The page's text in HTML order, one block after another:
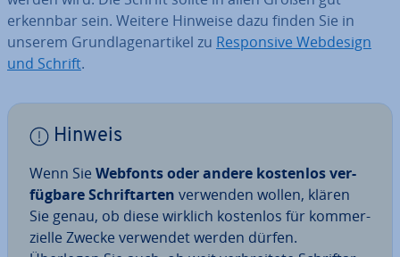
erkennbar sein. Weitere Hinweise dazu finden Sie in
unserem Grund­la­gen­ar­ti­kel zu Re­spon­si­ve Webdesign
und Schrift.
Hinweis
Wenn Sie Webfonts oder andere kostenlos ver­
füg­ba­re Schrift­ar­ten verwenden wollen, klären
Sie genau, ob diese wirklich kostenlos für kom­mer­
zi­el­le Zwecke verwendet werden dürfen.